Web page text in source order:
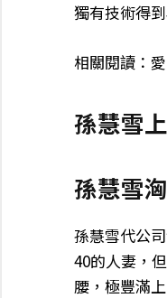
獨有技術得
相關閱讀：
孫慧雪
孫慧雪
孫慧雪代公
40的人妻，
腰，極豐滿